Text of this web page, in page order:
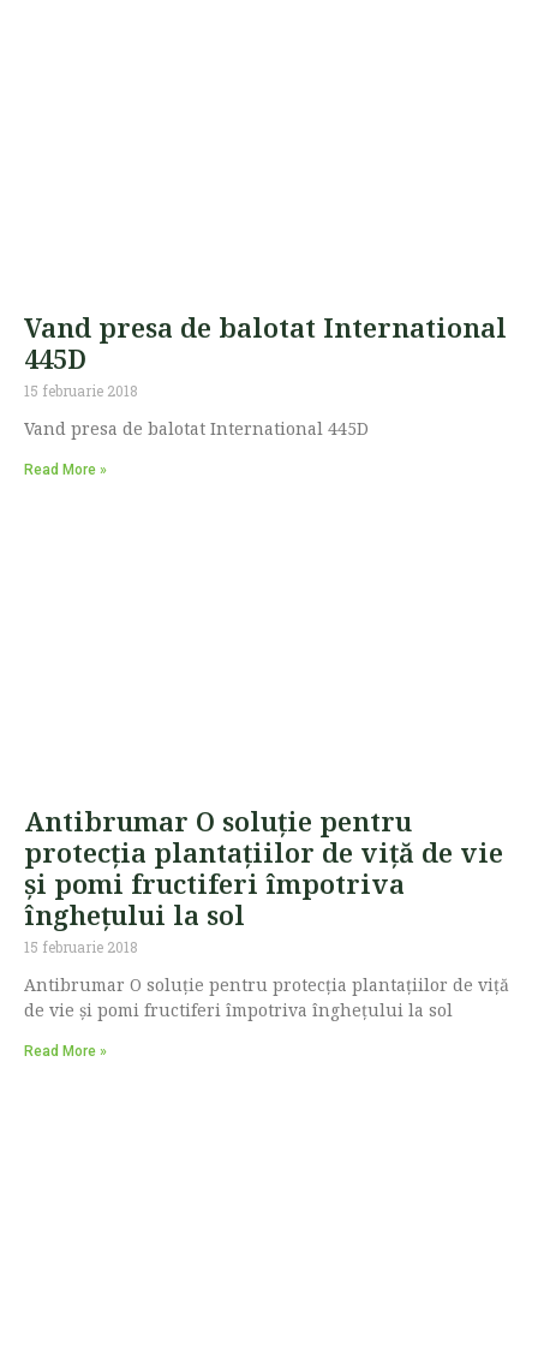
Vand presa de balotat International
445D
15 februarie 2018
Vand presa de balotat International 445D
Read More »
Antibrumar O soluție pentru
protecția plantațiilor de viță de vie
și pomi fructiferi împotriva
înghețului la sol
15 februarie 2018
Antibrumar O soluție pentru protecția plantațiilor de viță
de vie și pomi fructiferi împotriva înghețului la sol
Read More »